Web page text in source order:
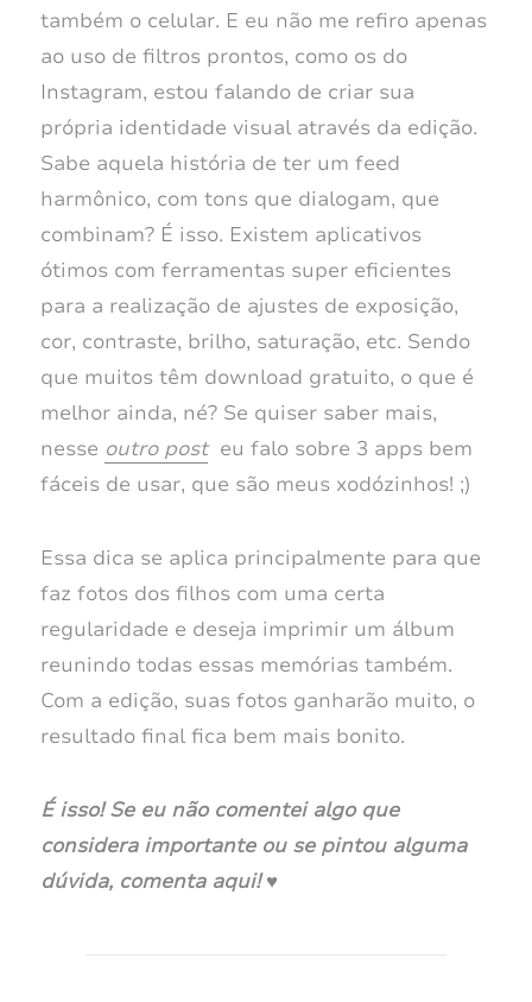
também o celular. E eu não me refiro apenas
ao uso de filtros prontos, como os do
Instagram, estou falando de criar sua
própria identidade visual através da edição.
Sabe aquela história de ter um feed
harmônico, com tons que dialogam, que
combinam? É isso. Existem aplicativos
ótimos com ferramentas super eficientes
para a realização de ajustes de exposição,
cor, contraste, brilho, saturação, etc. Sendo
que muitos têm download gratuito, o que é
melhor ainda, né? Se quiser saber mais,
nesse outro post eu falo sobre 3 apps bem
fáceis de usar, que são meus xodózinhos! ;)
Essa dica se aplica principalmente para que
faz fotos dos filhos com uma certa
regularidade e deseja imprimir um álbum
reunindo todas essas memórias também.
Com a edição, suas fotos ganharão muito, o
resultado final fica bem mais bonito.
É isso! Se eu não comentei algo que
considera importante ou se pintou alguma
dúvida, comenta aqui! ♥︎